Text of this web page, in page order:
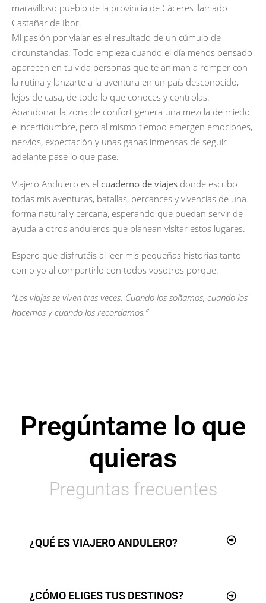
maravilloso pueblo de la provincia de Cáceres llamado
Castañar de Ibor.
Mi pasión por viajar es el resultado de un cúmulo de
circunstancias. Todo empieza cuando el día menos pensado
aparecen en tu vida personas que te animan a romper con
la rutina y lanzarte a la aventura en un país desconocido,
lejos de casa, de todo lo que conoces y controlas.
Abandonar la zona de confort genera una mezcla de miedo
e incertidumbre, pero al mismo tiempo emergen emociones,
nervios, expectación y unas ganas inmensas de seguir
adelante pase lo que pase.
Viajero Andulero es el cuaderno de viajes donde escribo
todas mis aventuras, batallas, percances y vivencias de una
forma natural y cercana, esperando que puedan servir de
ayuda a otros anduleros que planean visitar estos lugares.
Espero que disfrutéis al leer mis pequeñas historias tanto
como yo al compartirlo con todos vosotros porque:
“Los viajes se viven tres veces: Cuando los soñamos, cuando los
hacemos y cuando los recordamos.”
Pregúntame lo que
quieras
Preguntas frecuentes
¿QUÉ ES VIAJERO ANDULERO?
¿CÓMO ELIGES TUS DESTINOS?